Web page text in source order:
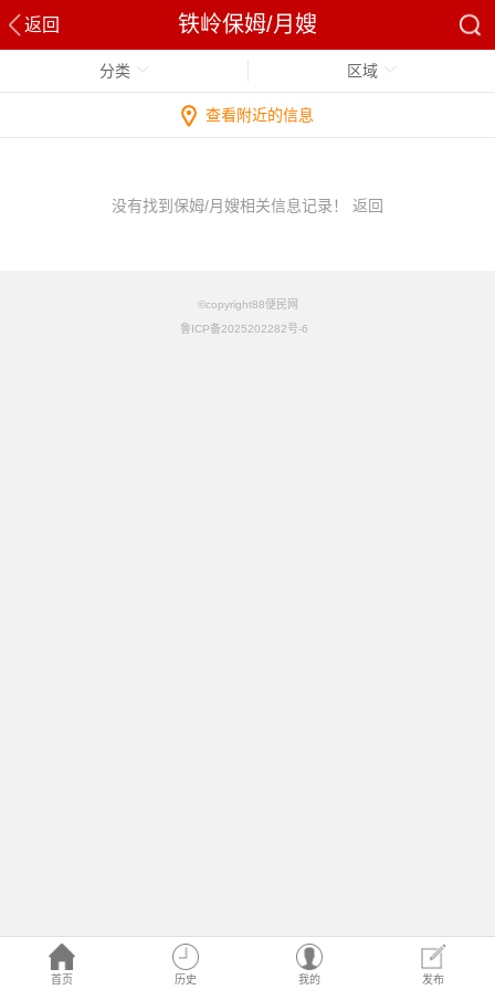
返回 铁岭保姆/月嫂
首页 历史 我的 发布
分类 区域
查看附近的信息
没有找到保姆/月嫂相关信息记录！ 返回
©copyright88便民网
鲁ICP备2025202282号-6